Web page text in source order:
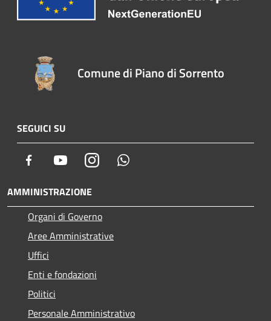
Comune di Piano di Sorrento
SEGUICI SU
Facebook YoutubeInstagram
AMMINISTRAZIONE
Organi di Governo
Aree Amministrative
Uffici
Enti e fondazioni
Politici
Personale Amministrativo